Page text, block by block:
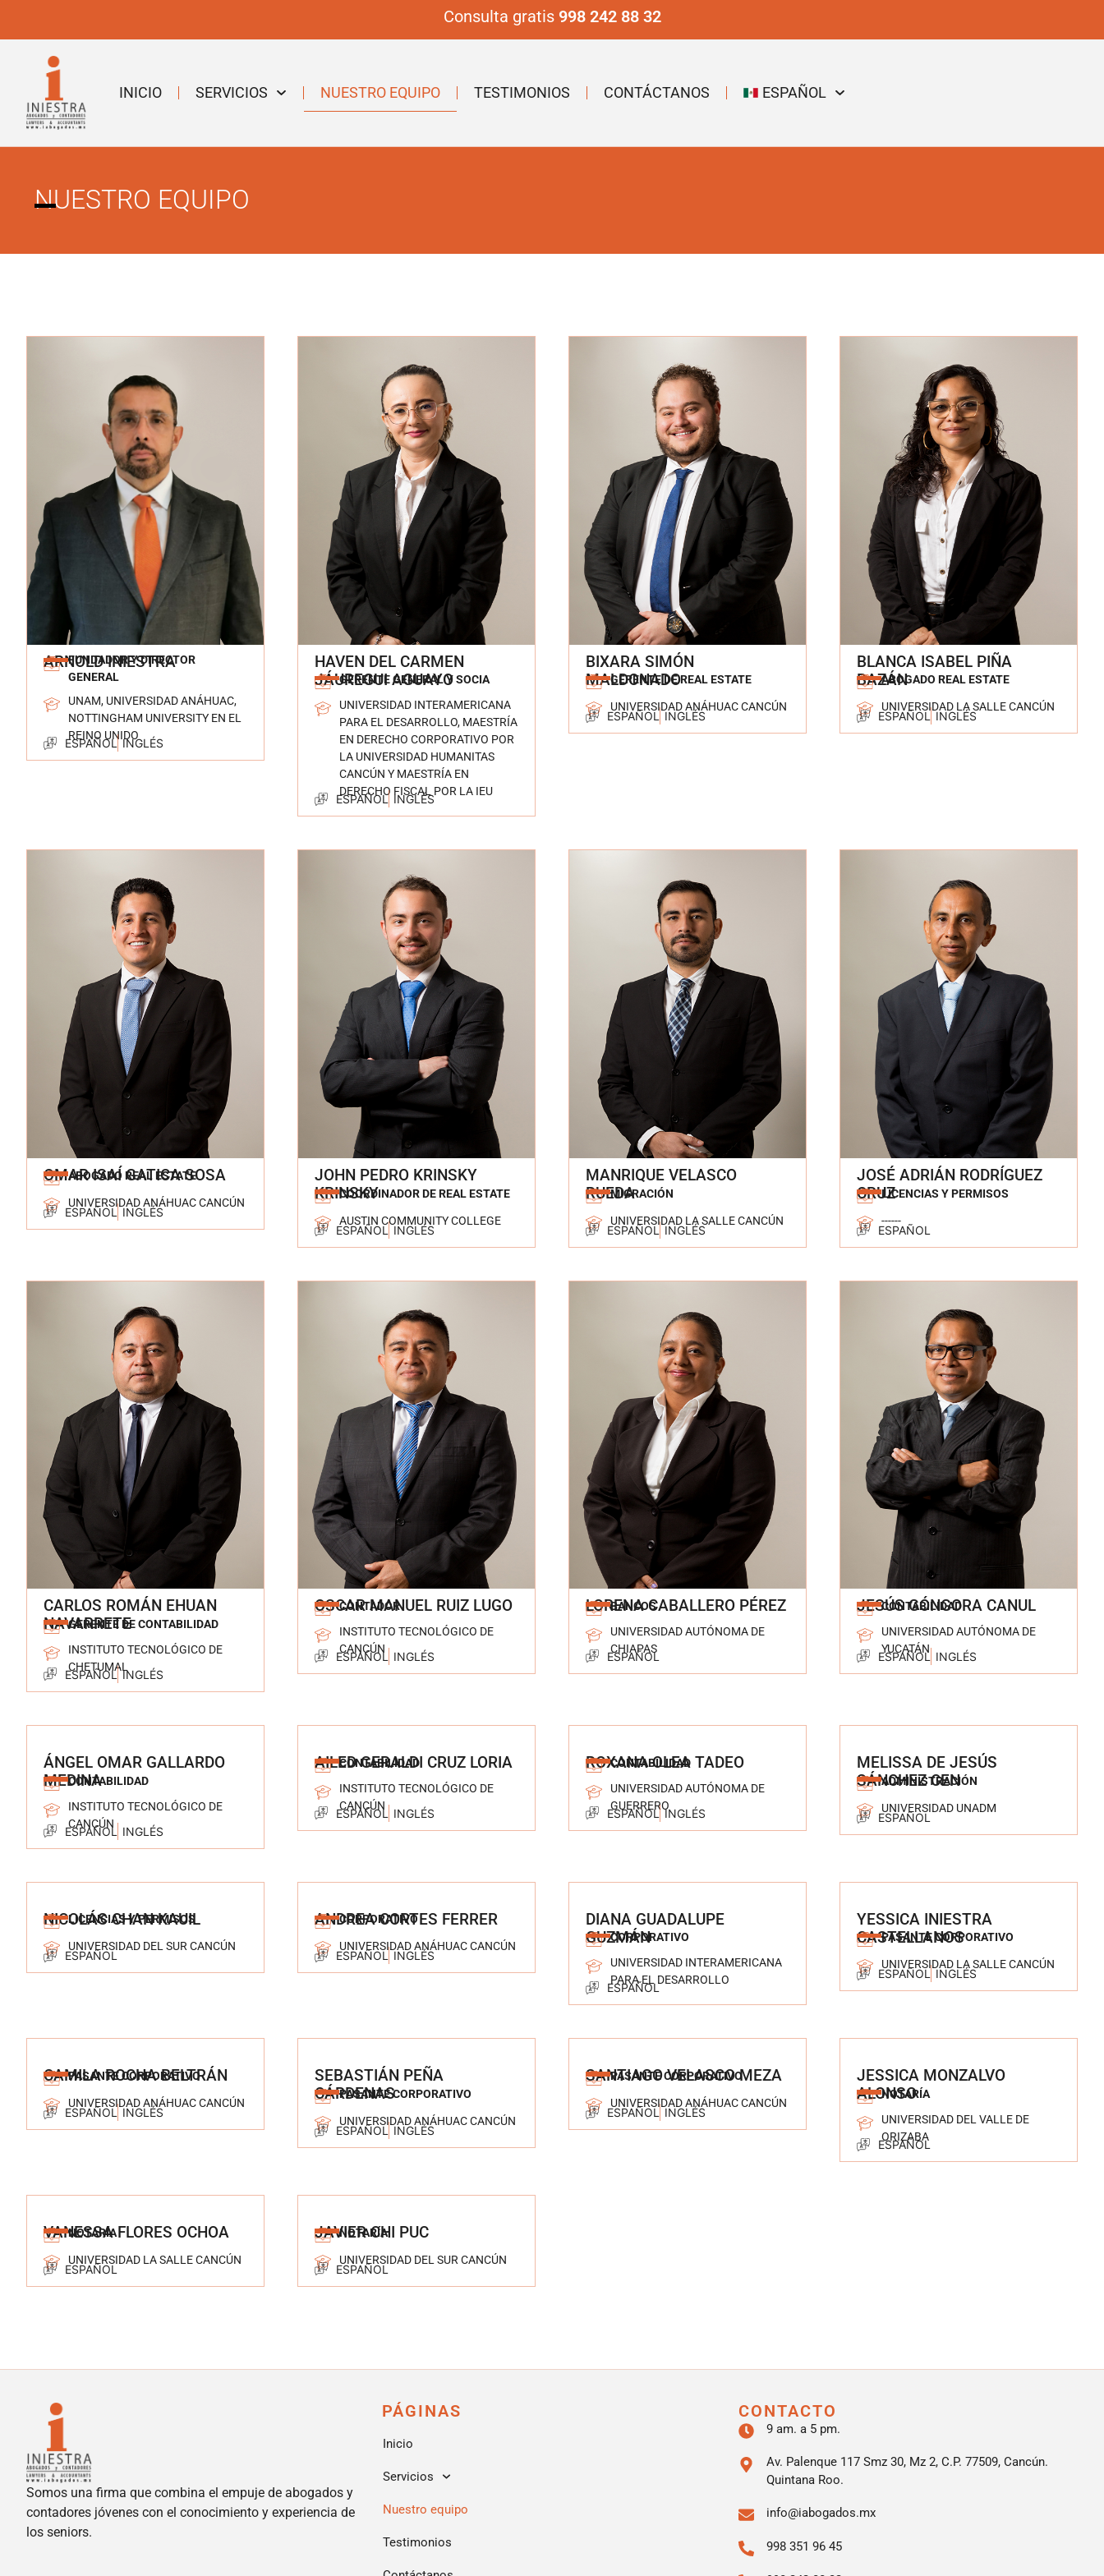
Consulta gratis 998 242 88 32
INICIO SERVICIOS NUESTRO EQUIPO TESTIMONIOS CONTÁCTANOS ESPAÑOL
NUESTRO EQUIPO
ARNOLD INIESTRA
FUNDADOR Y DIRECTOR
GENERAL
UNAM, UNIVERSIDAD ANÁHUAC,
NOTTINGHAM UNIVERSITY EN EL
REINO UNIDO
ESPAÑOL INGLÉS
HAVEN DEL CARMEN
JÁUREGUI AGUAYO
GERENTE GENERAL Y SOCIA
UNIVERSIDAD INTERAMERICANA
PARA EL DESARROLLO, MAESTRÍA
EN DERECHO CORPORATIVO POR
LA UNIVERSIDAD HUMANITAS
CANCÚN Y MAESTRÍA EN
DERECHO FISCAL POR LA IEU
ESPAÑOL INGLÉS
BIXARA SIMÓN
MALDONADO
GERENTE DE REAL ESTATE
UNIVERSIDAD ANÁHUAC CANCÚN
ESPAÑOL INGLÉS
BLANCA ISABEL PIÑA
BAZÁNABOGADO REAL ESTATE
UNIVERSIDAD LA SALLE CANCÚN
ESPAÑOL INGLÉS
OMAR ISAÍ GATICA SOSA
ABOGADO REAL ESTATE
UNIVERSIDAD ANÁHUAC CANCÚN
ESPAÑOL INGLÉS
JOHN PEDRO KRINSKY
KRINSKY
COORDINADOR DE REAL ESTATE
AUSTIN COMMUNITY COLLEGE
ESPAÑOL INGLÉS
MANRIQUE VELASCO
RUEDAMIGRACIÓN
UNIVERSIDAD LA SALLE CANCÚN
ESPAÑOL INGLÉS
JOSÉ ADRIÁN RODRÍGUEZ
CRUZLICENCIAS Y PERMISOS
------
ESPAÑOL
CARLOS ROMÁN EHUAN
NAVARRETE
GERENTE DE CONTABILIDAD
INSTITUTO TECNOLÓGICO DE
CHETUMAL
ESPAÑOL INGLÉS
OSCAR MANUEL RUIZ LUGO
CONTADOR
INSTITUTO TECNOLÓGICO DE
CANCÚN
ESPAÑOL INGLÉS
LORENA CABALLERO PÉREZ
BANCOS
UNIVERSIDAD AUTÓNOMA DE
CHIAPAS
ESPAÑOL
JESÚS GÓNGORA CANUL
CONTABILIDAD
UNIVERSIDAD AUTÓNOMA DE
YUCATÁN
ESPAÑOL INGLÉS
ÁNGEL OMAR GALLARDO
MEDINA
CONTABILIDAD
INSTITUTO TECNOLÓGICO DE
CANCÚN
ESPAÑOL INGLÉS
AILED GERALDI CRUZ LORIA
CONTABILIDAD
INSTITUTO TECNOLÓGICO DE
CANCÚN
ESPAÑOL INGLÉS
ROXANA OLEA TADEO
CONTABILIDAD
UNIVERSIDAD AUTÓNOMA DE
GUERRERO
ESPAÑOL INGLÉS
MELISSA DE JESÚS
SÁNCHEZ CEN
ADMINISTRACIÓN
UNIVERSIDAD UNADM
ESPAÑOL
NICOLÁS CHAN KAUIL
LICENCIAS Y PERMISOS
UNIVERSIDAD DEL SUR CANCÚN
ESPAÑOL
ANDREA CORTES FERRER
CORPORATIVO
UNIVERSIDAD ANÁHUAC CANCÚN
ESPAÑOL INGLÉS
DIANA GUADALUPE
GUZMÁN
CORPORATIVO
UNIVERSIDAD INTERAMERICANA
PARA EL DESARROLLO
ESPAÑOL
YESSICA INIESTRA
CASTELLANOS
PASANTE CORPORATIVO
UNIVERSIDAD LA SALLE CANCÚN
ESPAÑOL INGLÉS
CAMILA ROCHA BELTRÁN
PASANTE CORPORATIVO
UNIVERSIDAD ANÁHUAC CANCÚN
ESPAÑOL INGLÉS
SEBASTIÁN PEÑA
CÁRDENAS
PASANTE CORPORATIVO
UNIVERSIDAD ANÁHUAC CANCÚN
ESPAÑOL INGLÉS
SANTIAGO VELASCO MEZA
PASANTE CORPORATIVO
UNIVERSIDAD ANÁHUAC CANCÚN
ESPAÑOL INGLÉS
JESSICA MONZALVO
ALONSO
NOTARÍA
UNIVERSIDAD DEL VALLE DE
ORIZABA
ESPAÑOL
VANESSA FLORES OCHOA
NOTARÍA
UNIVERSIDAD LA SALLE CANCÚN
ESPAÑOL
JAVIER CHI PUC
NOTARÍA
UNIVERSIDAD DEL SUR CANCÚN
ESPAÑOL
Somos una firma que combina el empuje de abogados y
contadores jóvenes con el conocimiento y experiencia de
los seniors.
PÁGINAS
Inicio
Servicios
Nuestro equipo
Testimonios
CONTACTO
9 am. a 5 pm.
Av. Palenque 117 Smz 30, Mz 2, C.P. 77509, Cancún.
Quintana Roo.
info@iabogados.mx
998 351 96 45